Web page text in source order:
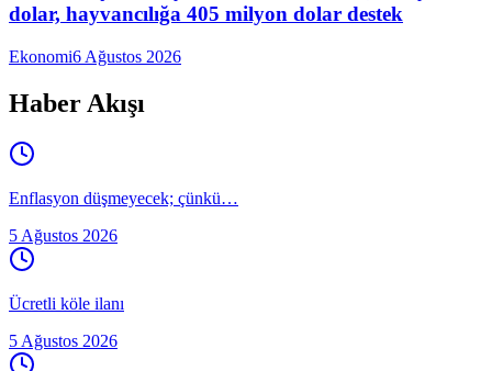
dolar, hayvancılığa 405 milyon dolar destek
Ekonomi6 Ağustos 2026
Haber Akışı
Enflasyon düşmeyecek; çünkü…
5 Ağustos 2026
Ücretli köle ilanı
5 Ağustos 2026